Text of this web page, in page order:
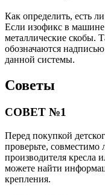
Как определить, есть
Если изофикс в машине
металлические скобы.
обозначаются
данной системы.
Советы
СОВЕТ №1
Перед покупкой
проверьте,
производителя кресла
можете найти
крепления.